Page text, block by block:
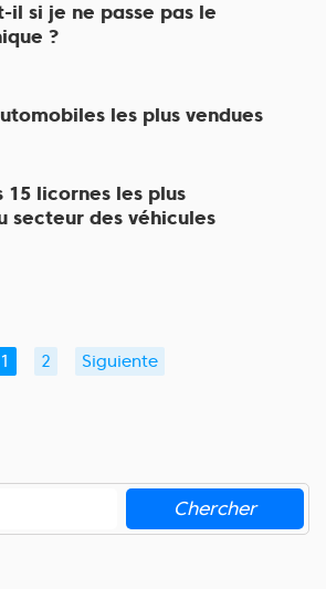
il si je ne passe pas le
?
les plus vendues
15 licornes les plus
secteur des véhicules
1 2 Siguiente
Chercher